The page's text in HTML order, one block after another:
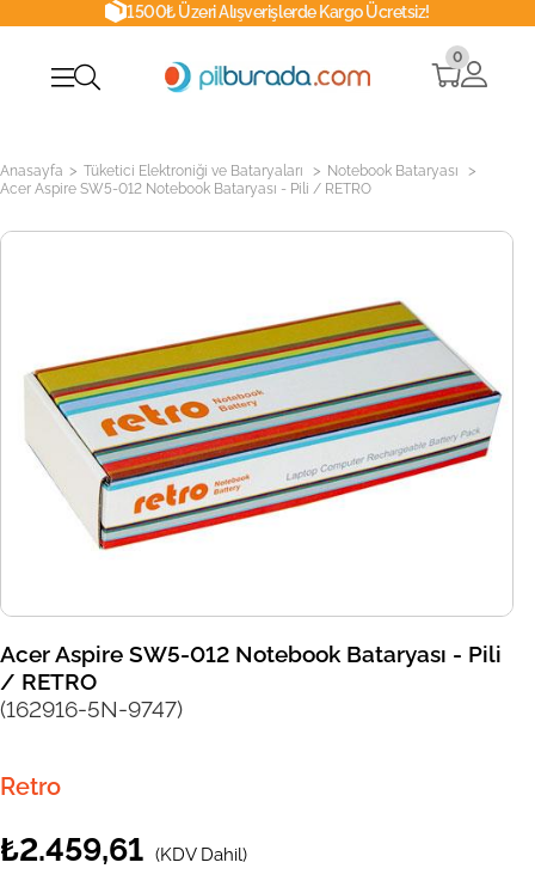
1500₺ Üzeri Alışverişlerde Kargo Ücretsiz!
0
Anasayfa > Tüketici Elektroniği ve Bataryaları > Notebook Bataryası >
Acer Aspire SW5-012 Notebook Bataryası - Pili / RETRO
Acer Aspire SW5-012 Notebook Bataryası - Pili
/ RETRO
(162916-5N-9747)
Retro
₺2.459,61 (KDV Dahil)